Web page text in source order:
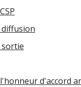
d'accord